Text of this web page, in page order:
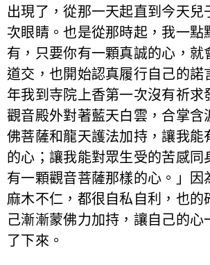
出現了，從那一天起直到今天兒
次眼睛。也是從那時起，我一點
有，只要你有一顆真誠的心，就
道交，也開始認真履行自己的諾
年我到寺院上香第一次沒有祈求
觀音殿外對著藍天白雲，合掌含
佛菩薩和龍天護法加持，讓我能
的心；讓我能對眾生受的苦感同
有一顆觀音菩薩那樣的心。」因
麻木不仁，都很自私自利，也的
己漸漸蒙佛力加持，讓自己的心
了下來。